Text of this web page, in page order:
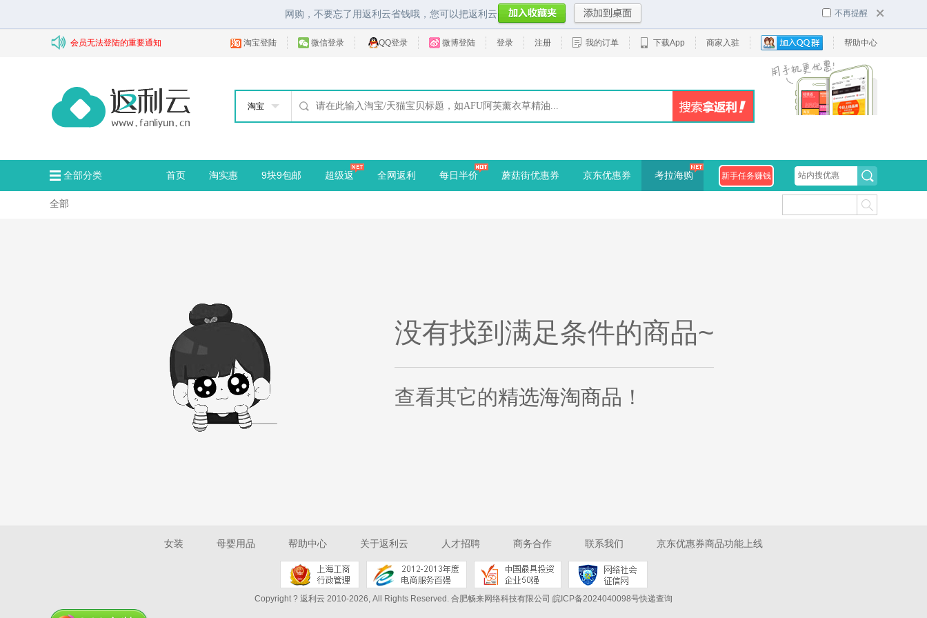
网购，不要忘了用返利云省钱哦，您可以把返利云 不再提醒
会员无法登陆的重要通知 淘宝登陆 微信登录 QQ登录 微博登陆 登录 注册 我的订单 下载App 商家入驻 帮助中心
淘宝
全部分类 首页 淘实惠 9块9包邮 超级返 全网返利 每日半价 蘑菇街优惠券 京东优惠券 考拉海购 新手任务赚钱
全部
没有找到满足条件的商品~
查看其它的精选海淘商品 ！
女装 母婴用品 帮助中心 关于返利云 人才招聘 商务合作 联系我们 京东优惠券商品功能上线
Copyright ? 返利云 2010-2026, All Rights Reserved. 合肥畅来网络科技有限公司 皖ICP备2024040098号快递查询